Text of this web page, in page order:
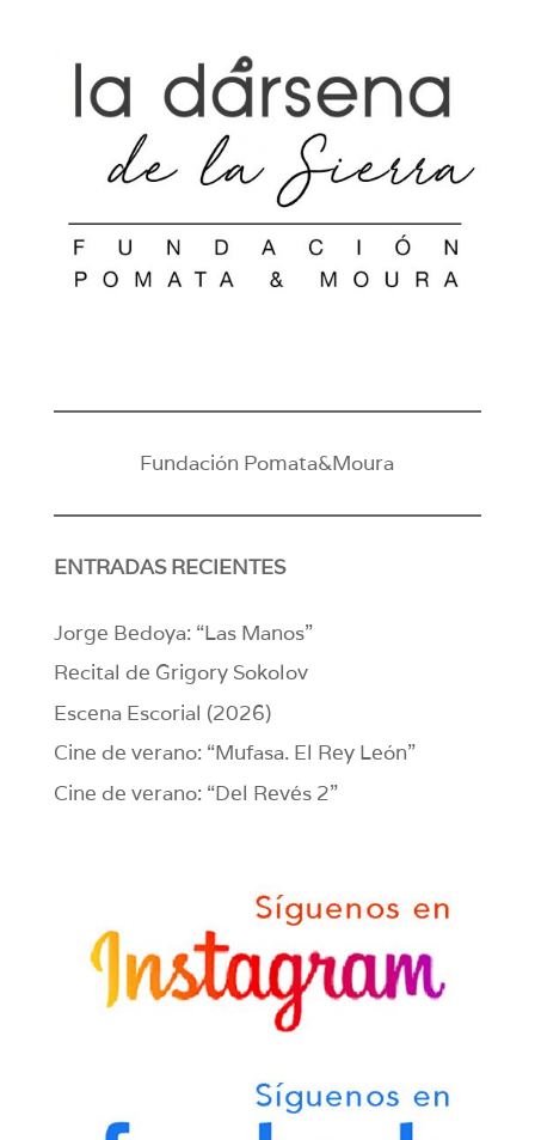
Fundación Pomata&Moura
ENTRADAS RECIENTES
Jorge Bedoya: “Las Manos”
Recital de Grigory Sokolov
Escena Escorial (2026)
Cine de verano: “Mufasa. El Rey León”
Cine de verano: “Del Revés 2”